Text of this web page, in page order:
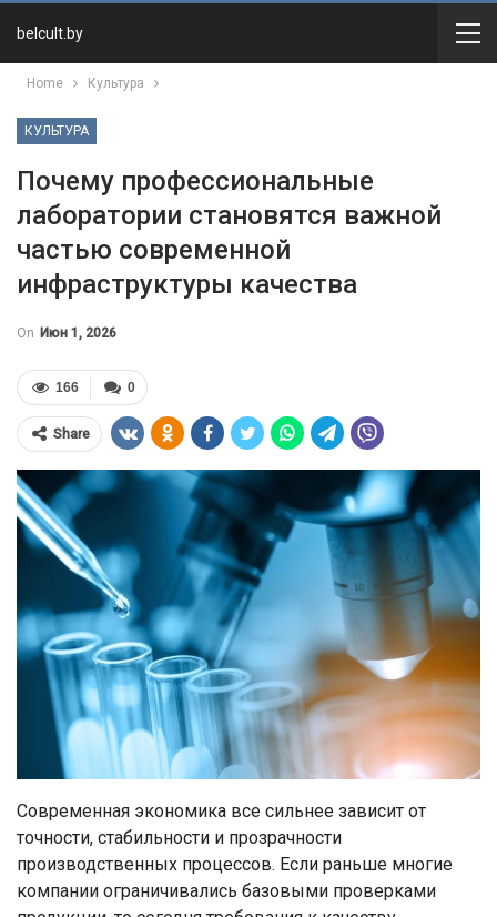
belcult.by
Home Культура
КУЛЬТУРА
Почему профессиональные
лаборатории становятся важной
частью современной
инфраструктуры качества
On Июн 1, 2026
0
166
Share
Современная экономика все сильнее зависит от
точности, стабильности и прозрачности
производственных процессов. Если раньше многие
компании ограничивались базовыми проверками